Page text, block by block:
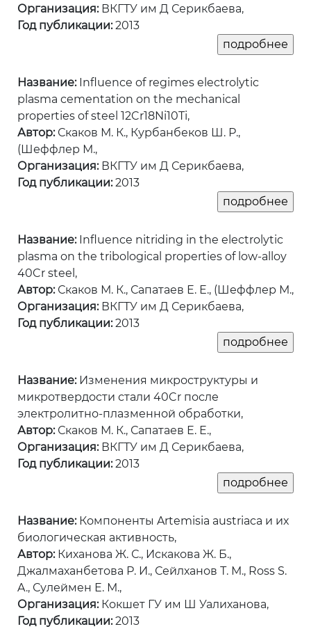
Организация:ВКГТУ им Д Серикбаева,
Год публикации:2013
Название:Influence of regimes electrolytic
plasma cementation on the mechanical
properties of steel 12Cr18Ni10Ti,
Автор:Скаков М. К., Курбанбеков Ш. Р.,
(Шеффлер М.,
Организация:ВКГТУ им Д Серикбаева,
Год публикации:2013
Название:Influence nitriding in the electrolytic
plasma on the tribological properties of low-alloy
40Cr steel,
Автор:Скаков М. К., Сапатаев Е. Е., (Шеффлер М.,
Организация:ВКГТУ им Д Серикбаева,
Год публикации:2013
Название:Изменения микроструктуры и
микротвердости стали 40Cr после
электролитно-плазменной обработки,
Автор:Скаков М. К., Сапатаев Е. Е.,
Организация:ВКГТУ им Д Серикбаева,
Год публикации:2013
Название:Компоненты Artemisia austriaca и их
биологическая активность,
Автор:Киханова Ж. С., Искакова Ж. Б.,
Джалмаханбетова Р. И., Сейлханов Т. М., Ross S.
A., Сулеймен Е. М.,
Организация:Кокшет ГУ им Ш Уалиханова,
Год публикации:2013